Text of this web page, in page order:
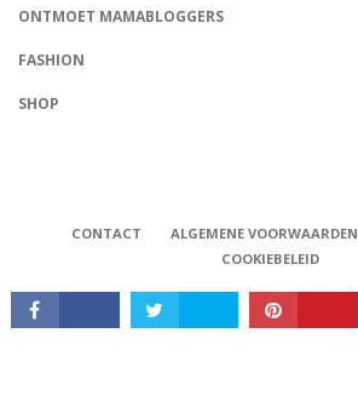
ONTMOET MAMABLOGGERS
FASHION
SHOP
CONTACT ALGEMENE VOORWAARDEN
COOKIEBELEID
Babystraatje.nl, Copyright © 2019